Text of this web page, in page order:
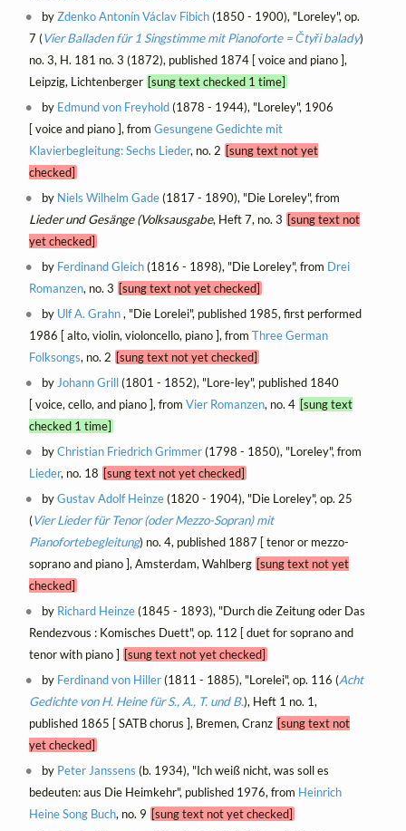
byZdenko Antonín Václav Fibich(1850 - 1900), "Loreley", op.
7 (Vier Balladen für 1 Singstimme mit Pianoforte = Čtyři balady)
no. 3, H. 181 no. 3 (1872), published 1874 [ voice and piano ],
Leipzig, Lichtenberger [sung text checked 1 time]
by Edmund von Freyhold(1878 - 1944), "Loreley", 1906
[ voice and piano ], from Gesungene Gedichte mit
Klavierbegleitung: Sechs Lieder, no. 2 [sung text not yet
checked]
by Niels Wilhelm Gade(1817 - 1890), "Die Loreley", from
Lieder und Gesänge (Volksausgabe, Heft 7, no. 3 [sung text not
yet checked]
by Ferdinand Gleich(1816 - 1898), "Die Loreley", from Drei
Romanzen, no. 3 [sung text not yet checked]
by Ulf A. Grahn, "Die Lorelei", published 1985, first performed
1986 [ alto, violin, violoncello, piano ], from Three German
Folksongs, no. 2 [sung text not yet checked]
by Johann Grill(1801 - 1852), "Lore-ley", published 1840
[ voice, cello, and piano ], from Vier Romanzen, no. 4 [sung text
checked 1 time]
byChristian Friedrich Grimmer(1798 - 1850), "Loreley", from
Lieder, no. 18 [sung text not yet checked]
byGustav Adolf Heinze(1820 - 1904), "Die Loreley", op. 25
(Vier Lieder für Tenor (oder Mezzo-Sopran) mit
Pianofortebegleitung) no. 4, published 1887 [ tenor or mezzo-
soprano and piano ], Amsterdam, Wahlberg [sung text not yet
checked]
by Richard Heinze(1845 - 1893), "Durch die Zeitung oder Das
Rendezvous : Komisches Duett", op. 112 [ duet for soprano and
tenor with piano ] [sung text not yet checked]
by Ferdinand von Hiller(1811 - 1885), "Lorelei", op. 116 (Acht
Gedichte von H. Heine für S., A., T. und B.), Heft 1 no. 1,
published 1865 [ SATB chorus ], Bremen, Cranz [sung text not
yet checked]
by Peter Janssens (b. 1934), "Ich weiß nicht, was soll es
bedeuten: aus Die Heimkehr", published 1976, from Heinrich
Heine Song Buch, no. 9 [sung text not yet checked]